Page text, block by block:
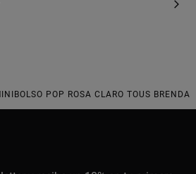
POP ROSA CLARO TOUS BRENDA